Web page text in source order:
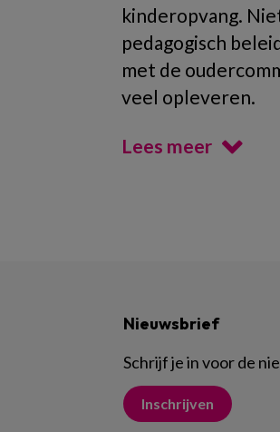
kinderopvang.
pedagogisch
met de
veel opleveren.
Lees meer
Nieuwsbrief
Schrijf je in voor de
Inschrijven